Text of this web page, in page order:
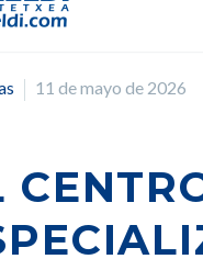
11 de mayo de 2026